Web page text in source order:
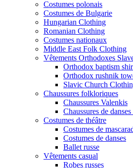
Costumes polonais
Costumes de Bulgarie
Hungarian Clothing
Romanian Clothing
Costumes nationaux
Middle East Folk Clothing
Vêtements Orthodoxes
Orthodox baptism
Orthodox rushnik
Slavic Church
Chaussures folkloriques
Chaussures Valenkis
Chaussures de danses
Costumes de théâtre
Costumes de
Costumes de danses
Ballet russe
Vêtements casual
Robes russes